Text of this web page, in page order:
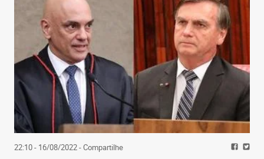
22:10 - 16/08/2022- Compartilhe